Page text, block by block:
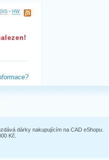
GIS • HW
dárky nakupujícím na CAD eShopu.
Kč.